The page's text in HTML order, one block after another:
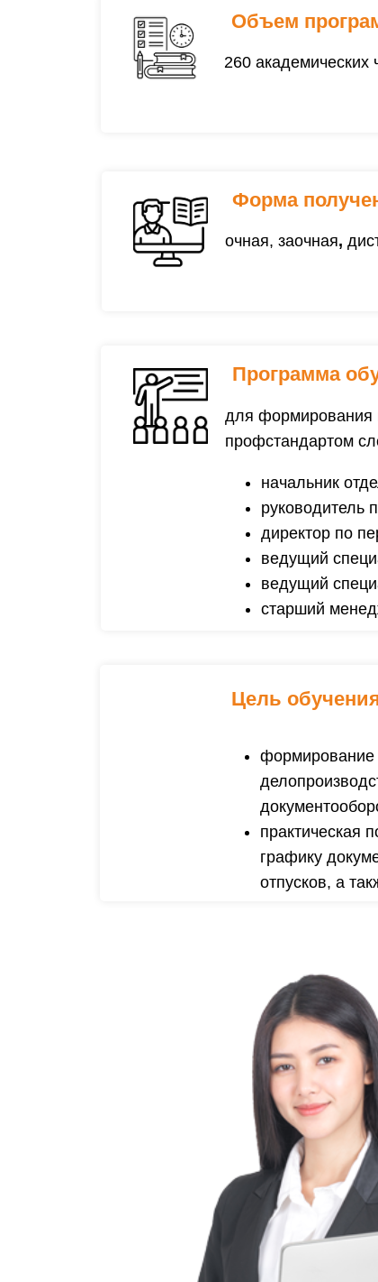
для формирования
профстандартом
начальник
руководитель
директор по
ведущий
ведущий
старший
Программа
260 академических
Объем
очная, заочная,
Форма
формирование
практическая
графику
отпусков, а
Цель